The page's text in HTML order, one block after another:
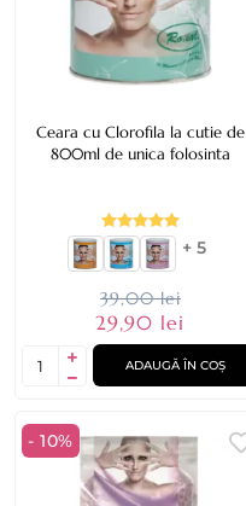
Ceara cu Clorofila la cutie de
800ml de unica folosinta
+ 5
39,00 lei
29,90 lei
ADAUGĂ ÎN COȘ
- 10%